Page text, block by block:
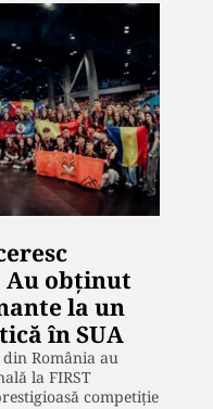
obținut
la un
în SUA
România au
la FIRST
competiție